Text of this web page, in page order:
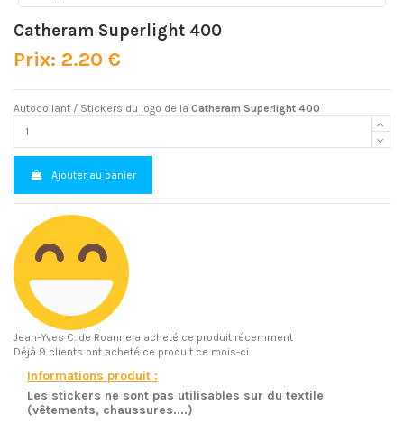
Catheram Superlight 400
Prix: 2.20 €
Autocollant / Stickers du logo de la Catheram Superlight 400
Ajouter au panier
Jean-Yves C. de Roanne a acheté ce produit récemment
Déjà 9 clients ont acheté ce produit ce mois-ci.
Informations produit :
Les stickers ne sont pas utilisables sur du textile
(vêtements, chaussures....)